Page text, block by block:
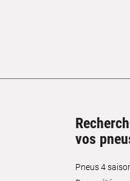
vos
Pneus 4